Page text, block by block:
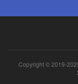
Copyright © 2019-